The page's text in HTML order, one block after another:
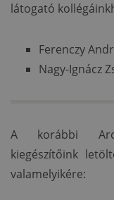
látogató
Ferenczy
Nagy-Ignácz
A korábbi
kiegészítőink
valamelyikére: